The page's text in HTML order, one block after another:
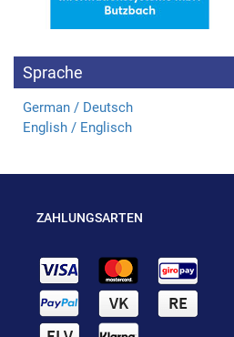
Sprache
German / Deutsch
English / Englisch
ZAHLUNGSARTEN